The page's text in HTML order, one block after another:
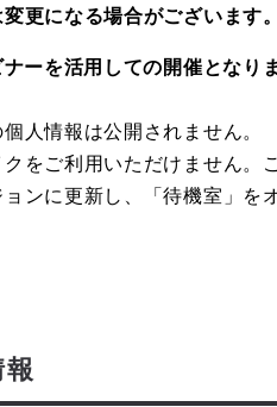
更になる場合がございます
ーを活用しての開催となり
人情報は公開されません。
をご利用いただけません。
ンに更新し、「待機室」を